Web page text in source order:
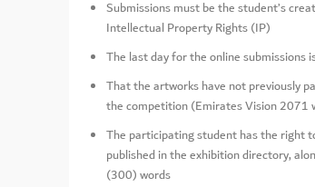
Submissions must be the student’s
Intellectual Property Rights (IP)
The last day for the online submissions
That the artworks have not previously
the competition (Emirates Vision
The participating student has the right
published in the exhibition directory,
(300) words